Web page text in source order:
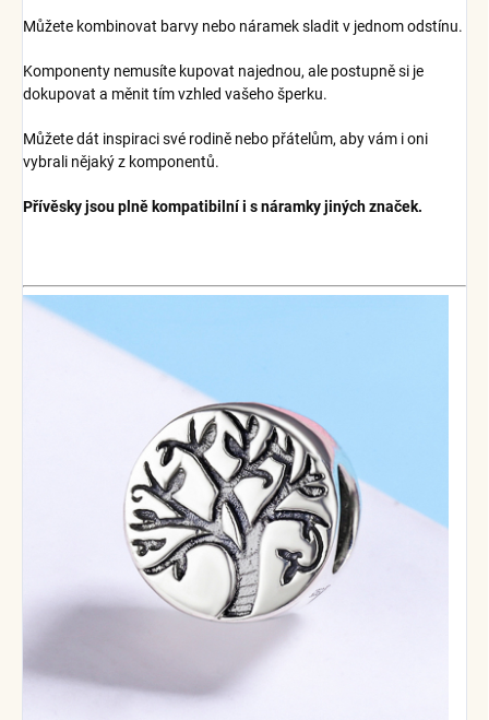
Můžete kombinovat barvy nebo náramek sladit v jednom odstínu.
Komponenty nemusíte kupovat najednou, ale postupně si je
dokupovat a měnit tím vzhled vašeho šperku.
Můžete dát inspiraci své rodině nebo přátelům, aby vám i oni
vybrali nějaký z komponentů.
Přívěsky jsou plně kompatibilní i s náramky jiných značek.